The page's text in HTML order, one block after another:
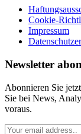
Cookie-
Impressum
Newsletter
Abonnieren Sie
Sie bei News,
voraus.